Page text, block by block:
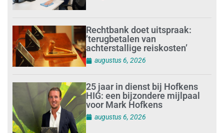
Rechtbank doet uitspraak:
’terugbetalen van
achterstallige reiskosten’
augustus 6, 2026
25 jaar in dienst bij Hofkens
HIG: een bijzondere mijlpaal
voor Mark Hofkens
augustus 6, 2026